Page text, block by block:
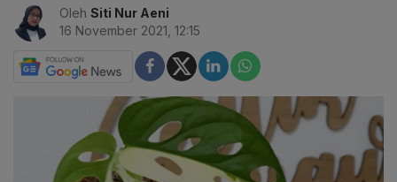
Oleh Siti Nur Aeni
16 November 2021, 12:15